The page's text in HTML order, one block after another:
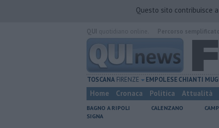
Questo sito contribuisce
TOSCANA FIRENZE EMPOLESECHIANTI
Home Cronaca Politica Attualità
BAGNO A RIPOLI CALENZANO
SIGNA